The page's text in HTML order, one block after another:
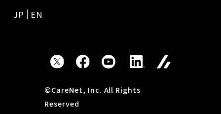
JP EN
©CareNet, Inc. All Rights
Reserved